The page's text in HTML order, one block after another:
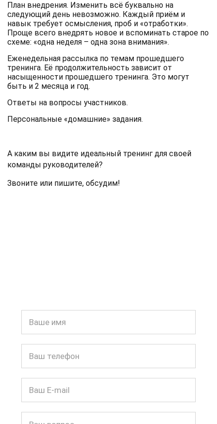
План внедрения. Изменить всё буквально на
следующий день невозможно. Каждый приём и
навык требует осмысления, проб и «отработки».
Проще всего внедрять новое и вспоминать старое по
схеме: «одна неделя – одна зона внимания».
Еженедельная рассылка по темам прошедшего
тренинга. Её продолжительность зависит от
насыщенности прошедшего тренинга. Это могут
быть и 2 месяца и год.
Ответы на вопросы участников.
Персональные «домашние» задания.
А каким вы видите идеальный тренинг для своей
команды руководителей?
Звоните или пишите, обсудим!